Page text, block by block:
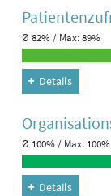
Ø 82% / Max: 89%
Details
Ø 100% / Max: 100%
Details